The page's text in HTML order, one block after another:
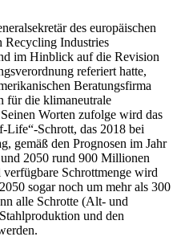
des europäischen
Recycling Indus­tries
im Hinblick auf die Revision
referiert hatte,
Beratungsfirma
für die klimaneutrale
Worten zufolge wird das
Schrott, das 2018 bei
gemäß den Prognosen im Jahr
2050 rund 900 Millionen
Schrottmenge wird
sogar noch um mehr als 300
alle Schrotte (Alt- und
und den